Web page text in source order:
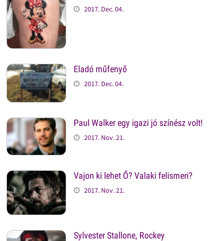
2017. Dec. 04.
Eladó műfenyő
2017. Dec. 04.
Paul Walker egy igazi jó színész volt!
2017. Nov. 21.
Vajon ki lehet Ő? Valaki felismeri?
2017. Nov. 21.
Sylvester Stallone, Rockey